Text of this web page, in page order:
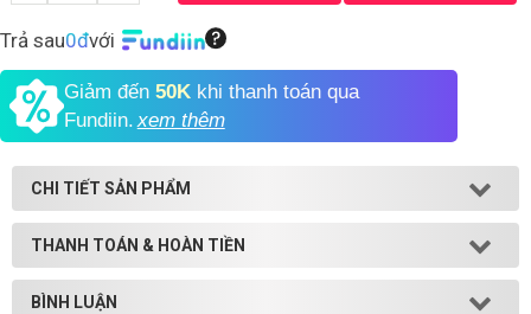
Shop All Brand A-
Z
Trả sau0đvới
Giảm đến 50K khi thanh toán qua
Fundiin. xem thêm
CHI TIẾT SẢN PHẨM
THANH TOÁN & HOÀN TIỀN
BÌNH LUẬN